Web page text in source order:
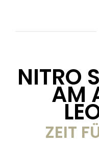
NITRO
AM
ZEIT